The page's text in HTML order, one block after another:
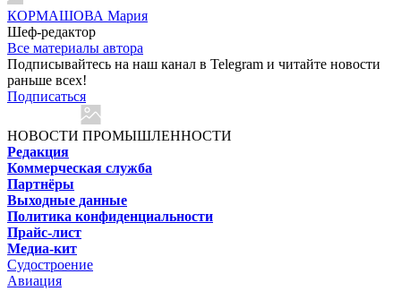
КОРМАШОВА Мария
Шеф-редактор
Все материалы автора
Подписывайтесь на наш канал в Telegram и читайте новости
раньше всех!
Подписаться
НОВОСТИ ПРОМЫШЛЕННОСТИ
Редакция
Коммерческая служба
Партнёры
Выходные данные
Политика конфиденциальности
Прайс-лист
Медиа-кит
Судостроение
Авиация